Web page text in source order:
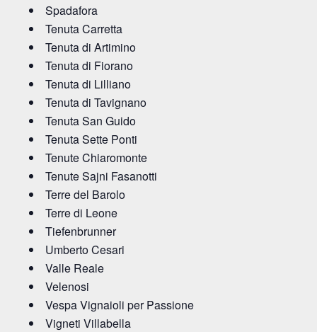
Spadafora
Tenuta Carretta
Tenuta di Artimino
Tenuta di Fiorano
Tenuta di Lilliano
Tenuta di Tavignano
Tenuta San Guido
Tenuta Sette Ponti
Tenute Chiaromonte
Tenute Sajni Fasanotti
Terre del Barolo
Terre di Leone
Tiefenbrunner
Umberto Cesari
Valle Reale
Velenosi
Vespa Vignaioli per Passione
Vigneti Villabella